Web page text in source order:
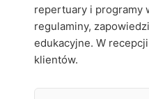
repertuary i programy
regulaminy,
edukacyjne. W
klientów.